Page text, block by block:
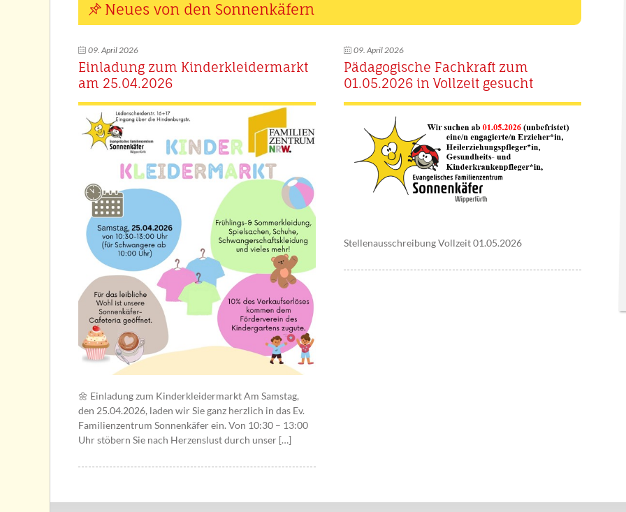
Neues von den Sonnenkäfern
09. April 2026
Einladung zum Kinderkleidermarkt
am 25.04.2026
🌼 Einladung zum Kinderkleidermarkt Am Samstag,
den 25.04.2026, laden wir Sie ganz herzlich in das Ev.
Familienzentrum Sonnenkäfer ein. Von 10:30 – 13:00
Uhr stöbern Sie nach Herzenslust durch unser […]
09. April 2026
Pädagogische Fachkraft zum
01.05.2026 in Vollzeit gesucht
Stellenausschreibung Vollzeit 01.05.2026